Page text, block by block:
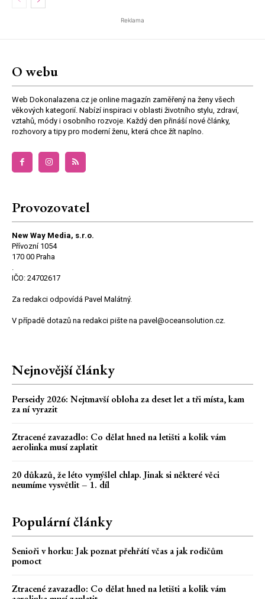
Reklama
O webu
Web Dokonalazena.cz je online magazín zaměřený na ženy všech
věkových kategorií. Nabízí inspiraci v oblasti životního stylu, zdraví,
vztahů, módy i osobního rozvoje. Každý den přináší nové články,
rozhovory a tipy pro moderní ženu, která chce žít naplno.
Provozovatel
New Way Media, s.r.o.
Přívozní 1054
170 00 Praha
.
IČO: 24702617
Za redakci odpovídá Pavel Malátný.
V případě dotazů na redakci pište na pavel@oceansolution.cz.
Nejnovější články
Perseidy 2026: Nejtmavší obloha za deset let a tři místa, kam
za ní vyrazit
Ztracené zavazadlo: Co dělat hned na letišti a kolik vám
aerolinka musí zaplatit
20 důkazů, že léto vymýšlel chlap. Jinak si některé věci
neumíme vysvětlit – 1. díl
Populární články
Senioři v horku: Jak poznat přehřátí včas a jak rodičům
pomoct
Ztracené zavazadlo: Co dělat hned na letišti a kolik vám